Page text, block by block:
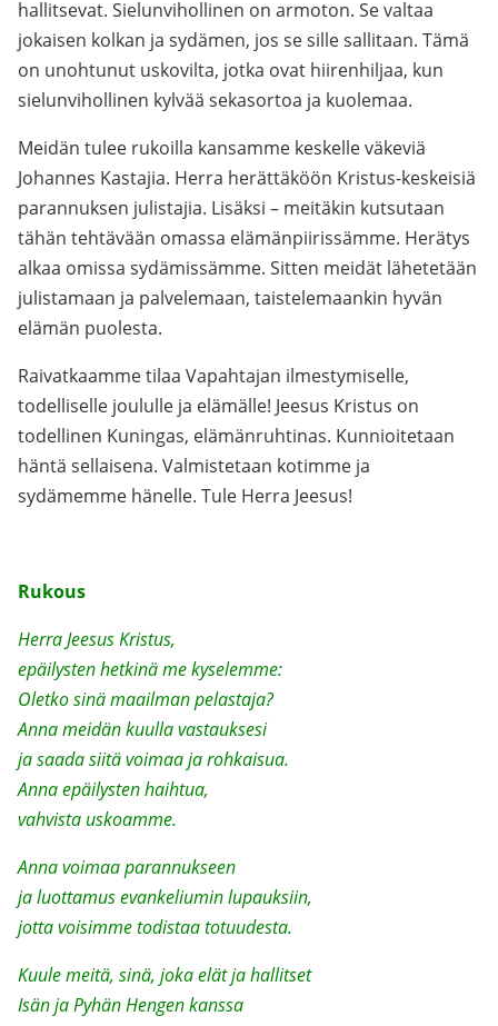
hallitsevat. Sielunvihollinen on armoton. Se valtaa
jokaisen kolkan ja sydämen, jos se sille sallitaan. Tämä
on unohtunut uskovilta, jotka ovat hiirenhiljaa, kun
sielunvihollinen kylvää sekasortoa ja kuolemaa.
Meidän tulee rukoilla kansamme keskelle väkeviä
Johannes Kastajia. Herra herättäköön Kristus-keskeisiä
parannuksen julistajia. Lisäksi – meitäkin kutsutaan
tähän tehtävään omassa elämänpiirissämme. Herätys
alkaa omissa sydämissämme. Sitten meidät lähetetään
julistamaan ja palvelemaan, taistelemaankin hyvän
elämän puolesta.
Raivatkaamme tilaa Vapahtajan ilmestymiselle,
todelliselle joululle ja elämälle! Jeesus Kristus on
todellinen Kuningas, elämänruhtinas. Kunnioitetaan
häntä sellaisena. Valmistetaan kotimme ja
sydämemme hänelle. Tule Herra Jeesus!
Rukous
Herra Jeesus Kristus,
epäilysten hetkinä me kyselemme:
Oletko sinä maailman pelastaja?
Anna meidän kuulla vastauksesi
ja saada siitä voimaa ja rohkaisua.
Anna epäilysten haihtua,
vahvista uskoamme.
Anna voimaa parannukseen
ja luottamus evankeliumin lupauksiin,
jotta voisimme todistaa totuudesta.
Kuule meitä, sinä, joka elät ja hallitset
Isän ja Pyhän Hengen kanssa